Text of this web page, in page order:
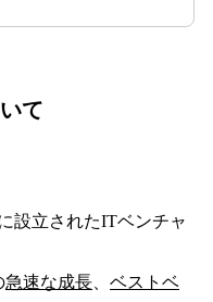
て
設立されたITベンチャ
急速な成長
ベストベ